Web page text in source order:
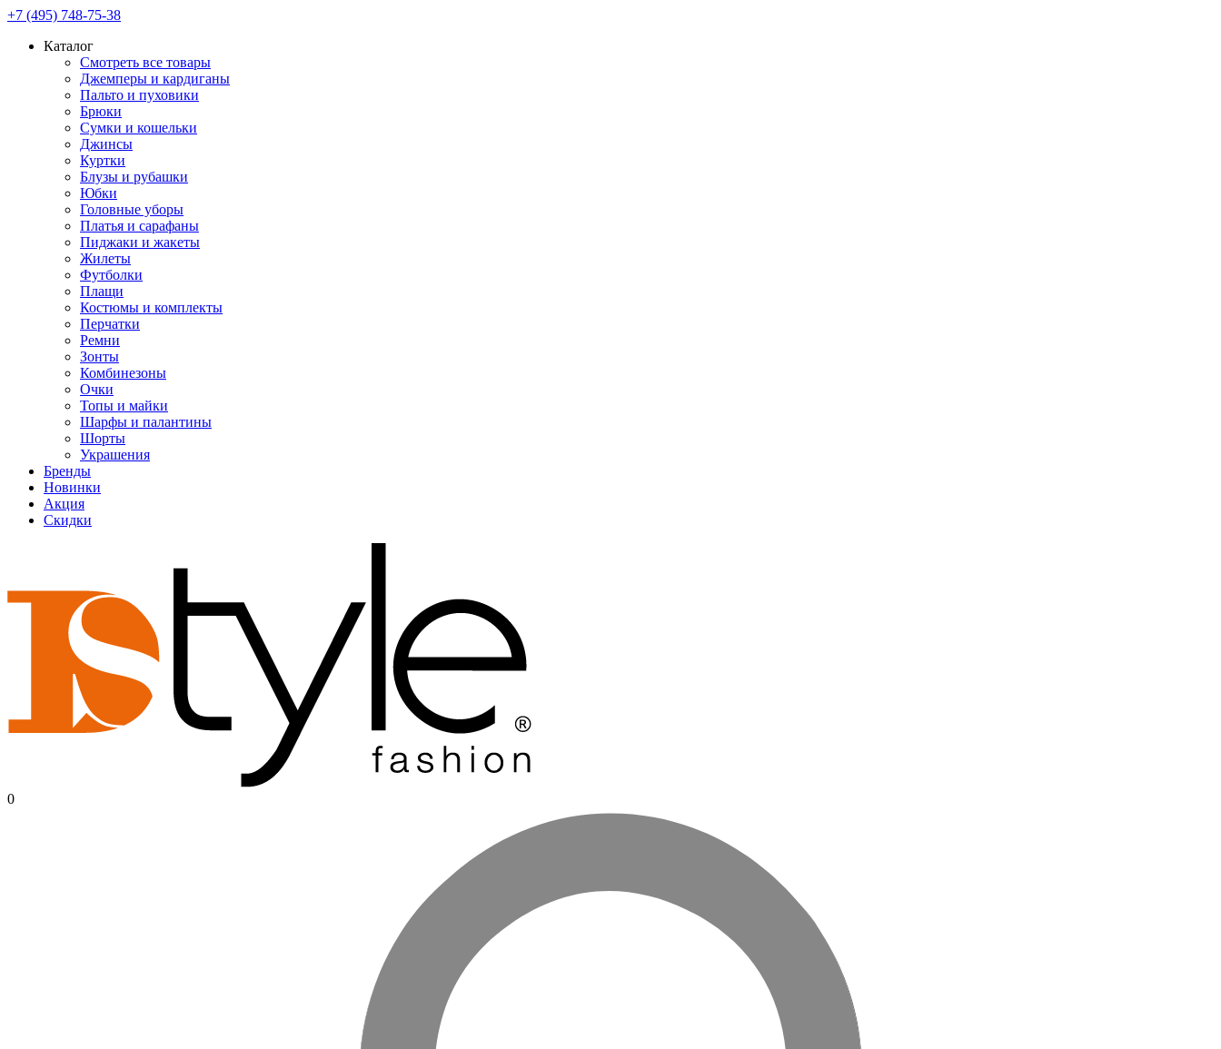
+7 (495) 748-75-38
Каталог
Смотреть все товары
Джемперы и кардиганы
Пальто и пуховики
Брюки
Сумки и кошельки
Джинсы
Куртки
Блузы и рубашки
Юбки
Головные уборы
Платья и сарафаны
Пиджаки и жакеты
Жилеты
Футболки
Плащи
Костюмы и комплекты
Перчатки
Ремни
Зонты
Комбинезоны
Очки
Топы и майки
Шарфы и палантины
Шорты
Украшения
Бренды
Новинки
Акция
Скидки
0